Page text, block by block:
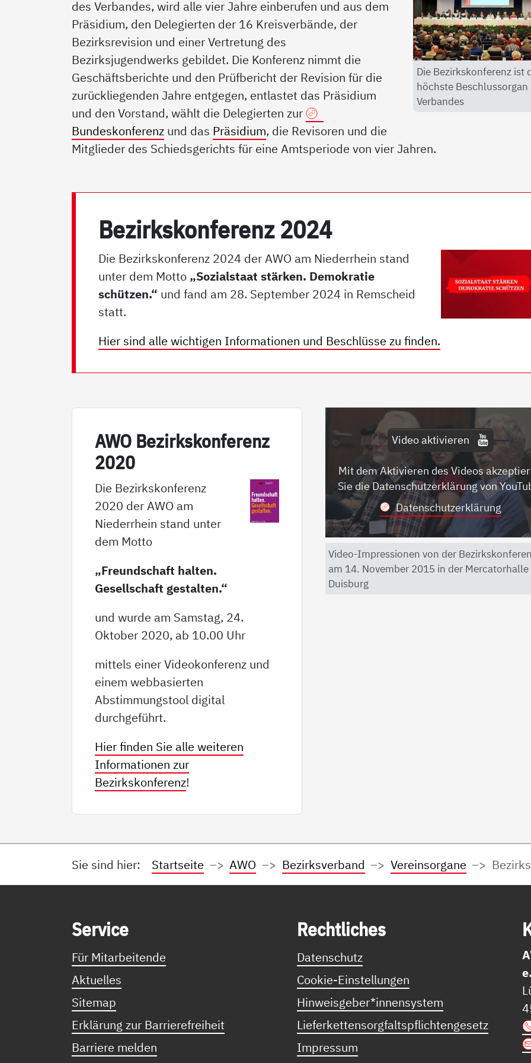
Die Bezirkskonferenz ist
höchste Beschlussorgan
Verbandes
des Verbandes, wird alle vier Jahre einberufen und aus dem
Präsidium, den Delegierten der 16 Kreisverbände, der
Bezirksrevision und einer Vertretung des
Bezirksjugendwerks gebildet. Die Konferenz nimmt die
Geschäftsberichte und den Prüfbericht der Revision für die
zurückliegenden Jahre entgegen, entlastet das Präsidium
und den Vorstand, wählt die Delegierten zur
Bundeskonferenz und das Präsidium, die Revisoren und die
Mitglieder des Schiedsgerichts für eine Amtsperiode von vier Jahren.
Be­zirks­kon­fe­renz 2024
Die Bezirkskonferenz 2024 der AWO am Niederrhein stand
unter dem Motto „Sozialstaat stärken. Demokratie
schützen.“ und fand am 28. September 2024 in Remscheid
statt.
Hier sind alle wichtigen Informationen und Beschlüsse zu finden.
AWO Be­zirks­kon­fe­renz
2020
Die Bezirkskonferenz
2020 der AWO am
Niederrhein stand unter
dem Motto
„Freundschaft halten.
Gesellschaft gestalten.“
und wurde am Samstag, 24.
Oktober 2020, ab 10.00 Uhr
mittels einer Videokonferenz und
einem webbasierten
Abstimmungstool digital
durchgeführt.
Hier finden Sie alle weiteren
Informationen zur
Bezirkskonferenz!
Video aktivieren
Mit dem Aktivieren des Videos
Sie die Datenschutzerklärung von
Datenschutzerklärung
Video-Impressionen von der
am 14. November 2015 in der Mercatorhalle
Duisburg
Sie sind hier: Startseite AWO Bezirksverband Vereinsorgane
Ser­vice
Für Mitarbeitende
Aktuelles
Sitemap
Erklärung zur Barrierefreiheit
Barriere melden
Recht­li­ches
Datenschutz
Cookie-Einstellungen
Hinweisgeber*innensystem
Lieferkettensorgfaltspflichtengesetz
Impressum